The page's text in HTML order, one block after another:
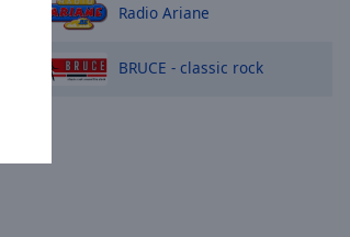
Radio Ariane
BRUCE - classic rock